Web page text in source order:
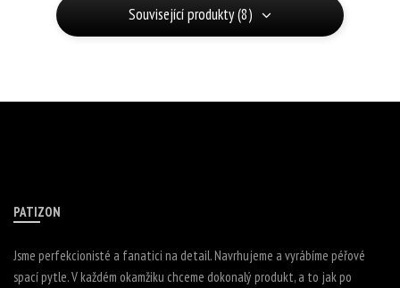
Související produkty (8)
PATIZON
Jsme perfekcionisté a fanatici na detail. Navrhujeme a vyrábíme péřové
spací pytle. V každém okamžiku chceme dokonalý produkt, a to jak po